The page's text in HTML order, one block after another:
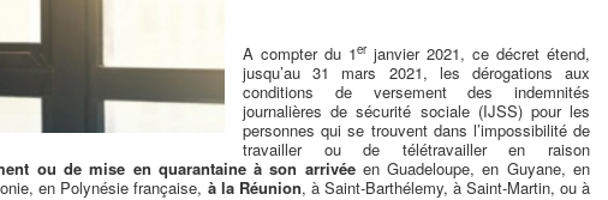
A compter du 1er janvier 2021, ce décret étend,
jusqu’au 31 mars 2021, les dérogations aux
conditions de versement des indemnités
journalières de sécurité sociale (IJSS) pour les
personnes qui se trouvent dans l’impossibilité de
travailler ou de télétravailler en raison
ou de mise en quarantaine à son arrivéeen Guadeloupe, en Guyane, en
en Polynésie française, à la Réunion, à Saint-Barthélemy, à Saint-Martin, ou à